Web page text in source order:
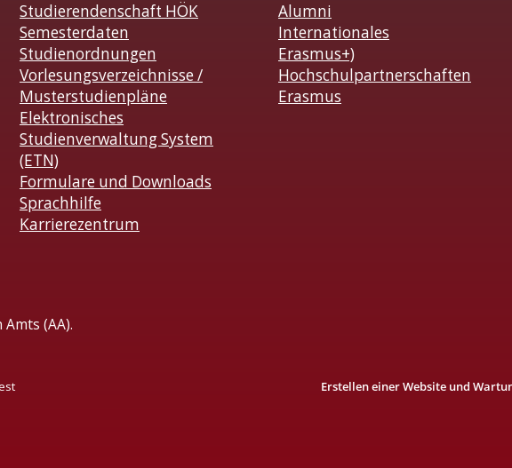
Studierendenschaft HÖK
Semesterdaten
Studienordnungen
Vorlesungsverzeichnisse /
Musterstudienpläne
Elektronisches
Studienverwaltung System
(ETN)
Formulare und Downloads
Sprachhilfe
Karrierezentrum
Alumni
Internationales
Erasmus+)
Hochschulpartnerschaften
Erasmus
(AA).
Erstellen einer Website und